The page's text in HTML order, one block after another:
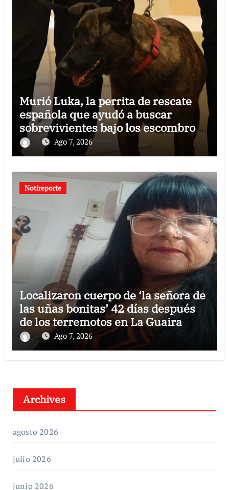
Murió Luka, la perrita de rescate
española que ayudó a buscar
sobrevivientes bajo los escombros
tras los terremotos
Ago 7, 2026
Notireporte
Localizaron cuerpo de ‘la señora de
las uñas bonitas’ 42 días después
de los terremotos en La Guaira
Ago 7, 2026
Archives
agosto 2026
julio 2026
junio 2026